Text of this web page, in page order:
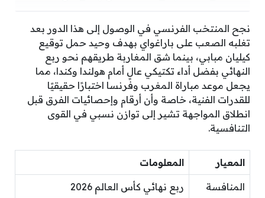
نجح المنتخب الفرنسي في الوصول إلى هذا الدور بعد
تغلبه الصعب على باراغواي بهدف وحيد حمل توقيع
كيليان مبابي، بينما شق المغاربة طريقهم نحو ربع
النهائي بفضل أداء تكتيكي عالٍ أمام هولندا وكندا، مما
يجعل موعد مباراة المغرب وفرنسا اختبارًا حقيقيًا
للقدرات الفنية، خاصة وأن أرقام وإحصائيات الفرق قبل
انطلاق المواجهة تشير إلى توازن نسبي في القوى
التنافسية.
المعيار المعلومات
المنافسة ربع نهائي كأس العالم 2026